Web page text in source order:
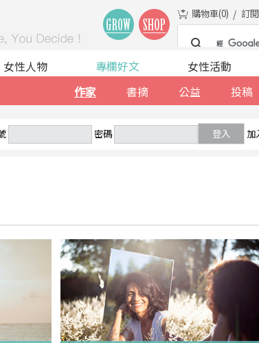
購物車(0) 訂
女性人物
專欄好文
作家
書摘 公益 投稿
女性活動
密碼 登入 加